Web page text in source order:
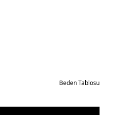
Beden Tablosu